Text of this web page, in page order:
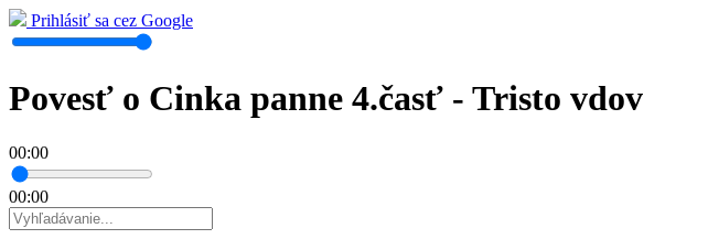
Prihlásiť sa cez Google
Povesť o Cinka panne 4.časť - Tristo vdov
00:00
00:00